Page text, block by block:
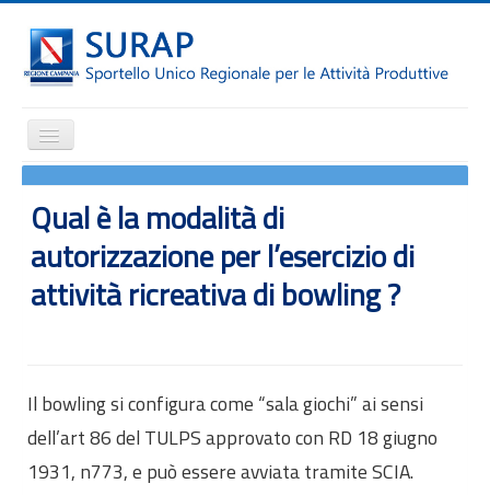
Cambia
navigazione
Notizie
Il SURAP
Normativa
Attrazione degli investimenti
Incentivi e agevolazioni
Internazionalizzazione
Qual è la modalità di
autorizzazione per l’esercizio di
attività ricreativa di bowling ?
Il bowling si configura come “sala giochi” ai sensi
dell’art 86 del TULPS approvato con RD 18 giugno
1931, n773, e può essere avviata tramite SCIA.